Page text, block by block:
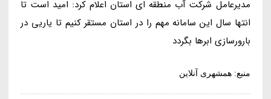
مدیرعامل شرکت آب منطقه ای استان اعلام کرد: امید است تا
انتها سال این سامانه مهم را در استان مستقر کنیم تا یاریی در
بارورسازی ابرها بگردد
منبع: همشهری آنلاین